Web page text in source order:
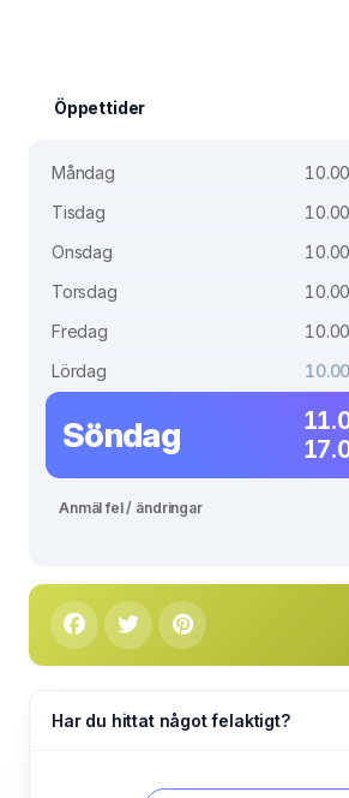
Öppettider
Måndag
Tisdag
Onsdag
Torsdag
Fredag
Lördag
Söndag
Anmäl fel / ändringar
Har du hittat något felaktigt?